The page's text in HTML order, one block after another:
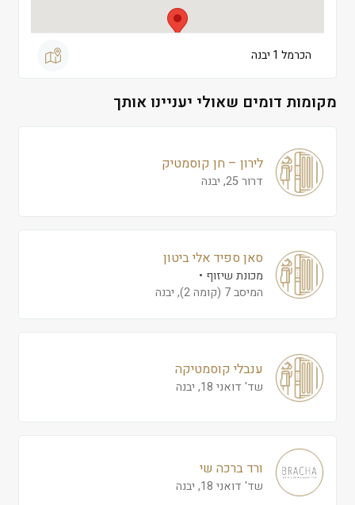
הכרמל 1 יבנה
מקומות דומים שאולי יעניינו אותך
לירון – חן קוסמטיק
דרור 25, יבנה
סאן ספיד אלי ביטון
מכונת שיזוף
המיסב 7 (קומה 2), יבנה
ענבלי קוסמטיקה
שד' דואני 18, יבנה
ורד ברכה שי
שד' דואני 18, יבנה